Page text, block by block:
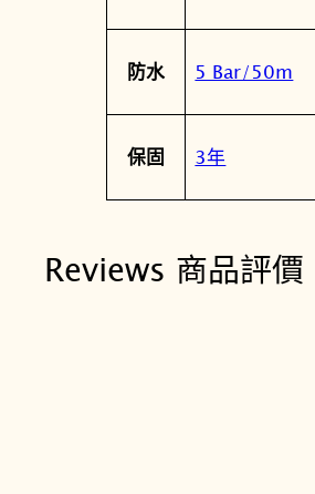
防水 5 Bar/50m
保固 3年
Reviews 商品評價